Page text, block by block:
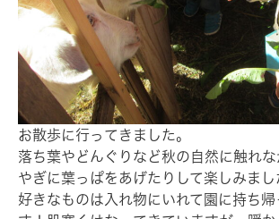
お散歩に行ってきました。
落ち葉やどんぐりなど秋の自然に触れな
やぎに葉っぱをあげたりして楽しみま
好きなものは入れ物にいれて園に持ち帰